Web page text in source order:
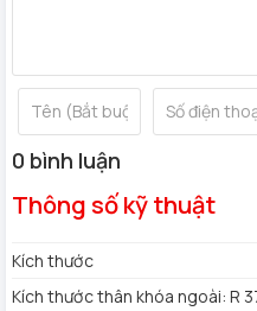
Kích thước
Kích thước thân khóa ngoài:
Mặt khóa ngoài: Hợp kim cao
Mặt khóa trong: Hợp kim
0 bình luận
Thông số kỹ thuật
Kích thước
Kích thước thân khóa ngoài: R